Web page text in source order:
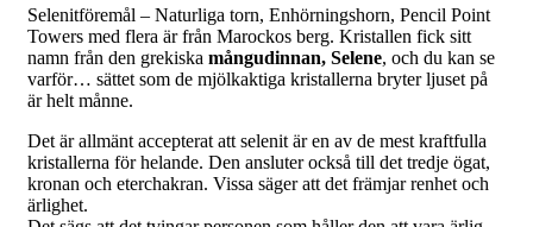
Selenitföremål – Naturliga torn, Enhörningshorn, Pencil Point
Towers med flera är från Marockos berg. Kristallen fick sitt
namn från den grekiska mångudinnan, Selene, och du kan se
varför… sättet som de mjölkaktiga kristallerna bryter ljuset på
är helt månne.
Det är allmänt accepterat att selenit är en av de mest kraftfulla
kristallerna för helande. Den ansluter också till det tredje ögat,
kronan och eterchakran. Vissa säger att det främjar renhet och
ärlighet.